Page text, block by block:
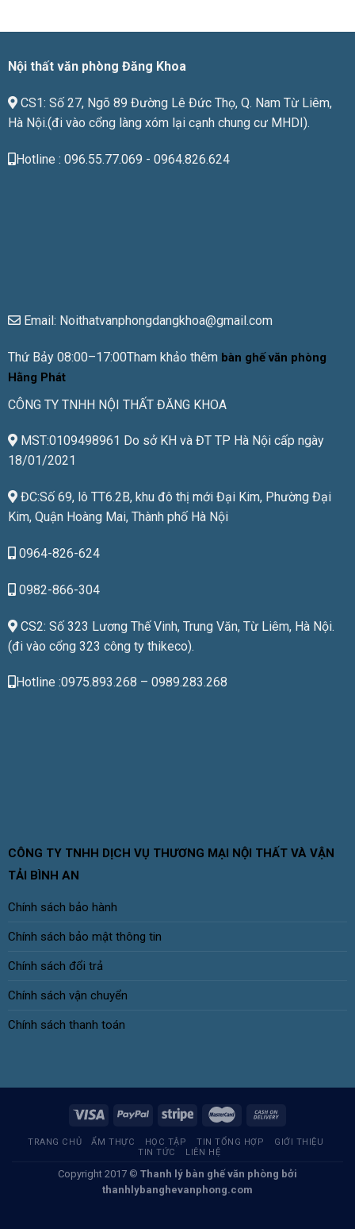
giá
Nội thất văn phòng Đăng Khoa
CS1: Số 27, Ngõ 89 Đường Lê Đức Thọ, Q. Nam Từ Liêm,
Hà Nội.(đi vào cổng làng xóm lại cạnh chung cư MHDI).
Hotline : 096.55.77.069 - 0964.826.624
Email: Noithatvanphongdangkhoa@gmail.com
Thứ Bảy 08:00–17:00Tham khảo thêm bàn ghế văn phòng
Hằng Phát
CÔNG TY TNHH NỘI THẤT ĐĂNG KHOA
MST:0109498961 Do sở KH và ĐT TP Hà Nội cấp ngày
18/01/2021
ĐC:Số 69, lô TT6.2B, khu đô thị mới Đại Kim, Phường Đại
Kim, Quận Hoàng Mai, Thành phố Hà Nội
0964-826-624
0982-866-304
CS2: Số 323 Lương Thế Vinh, Trung Văn, Từ Liêm, Hà Nội.
(đi vào cổng 323 công ty thikeco).
Hotline :0975.893.268 – 0989.283.268
CÔNG TY TNHH DỊCH VỤ THƯƠNG MẠI NỘI THẤT VÀ VẬN
TẢI BÌNH AN
Chính sách bảo hành
Chính sách bảo mật thông tin
Chính sách đổi trả
Chính sách vận chuyển
Chính sách thanh toán
TRANG CHỦ ẨM THỰC HỌC TẬP TIN TỔNG HỢP
GIỚI THIỆU
TIN TỨC
LIÊN HỆ
Copyright 2017 © Thanh lý bàn ghế văn phòng bởi
thanhlybanghevanphong.com